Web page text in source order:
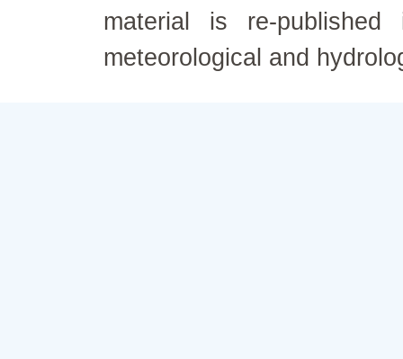
material is re-
meteorological and